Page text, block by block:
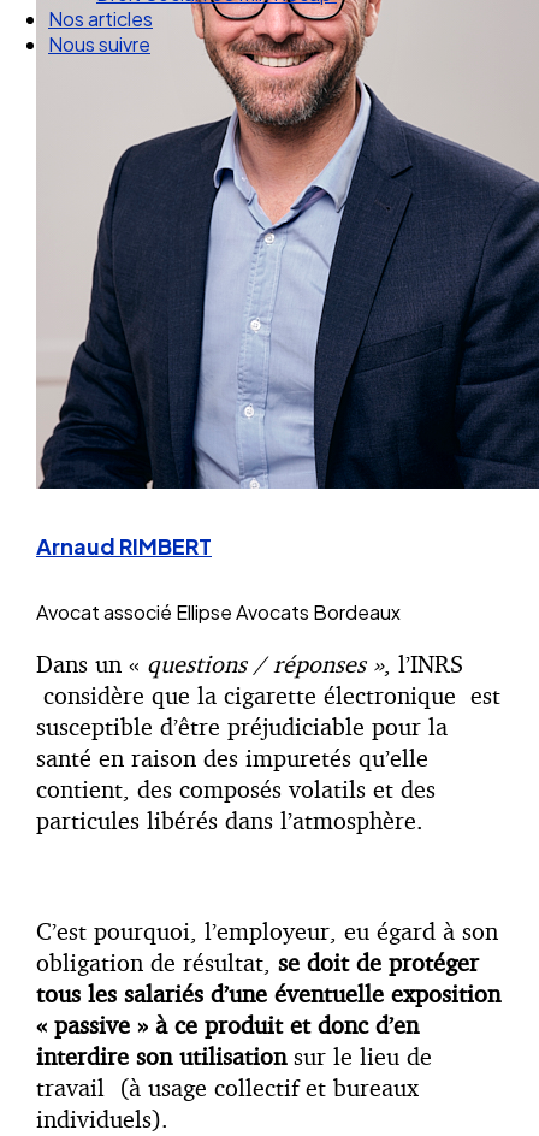
Droit Social : 60 min Recap’
Nos articles
Arnaud RIMBERT
Avocat associé Ellipse Avocats Bordeaux
Dans un « questions / réponses », l’INRS
considère que la cigarette électronique est
susceptible d’être préjudiciable pour la
santé en raison des impuretés qu’elle
contient, des composés volatils et des
particules libérés dans l’atmosphère.
C’est pourquoi, l’employeur, eu égard à son
obligation de résultat, se doit de protéger
tous les salariés d’une éventuelle exposition
« passive » à ce produit et donc d’en
interdire son utilisationsur le lieu de
travail (à usage collectif et bureaux
individuels).